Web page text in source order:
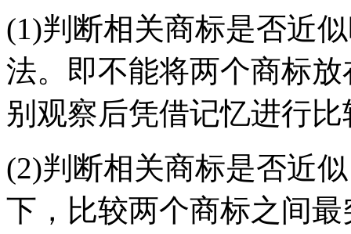
(1)判断相关商标是否近
法。即不能将两个商标
别观察后凭借记忆进行比
(2)判断相关商标是否近
下，比较两个商标之间